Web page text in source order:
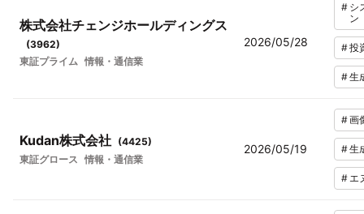
株式会社チェンジホールディングス
(3962)
東証プライム 情報・通信業
2026/05/28
# シ
ン
#投
#生
Kudan株式会社 (4425)
東証グロース 情報・通信業
2026/05/19
#画
#生
# エ